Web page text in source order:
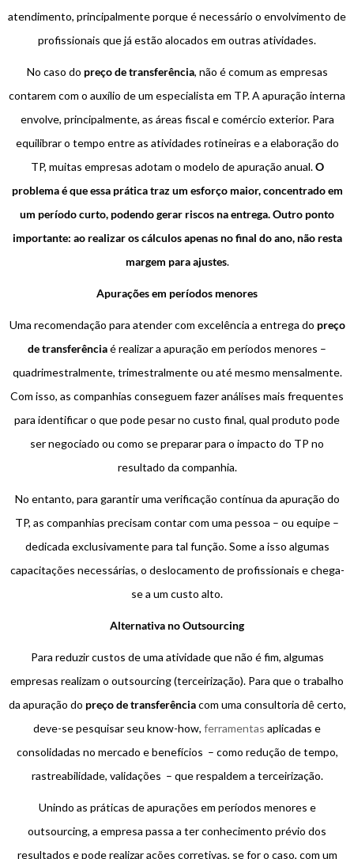
atendimento, principalmente porque é necessário o envolvimento de
profissionais que já estão alocados em outras atividades.
No caso do preço de transferência, não é comum as empresas
contarem com o auxílio de um especialista em TP. A apuração interna
envolve, principalmente, as áreas fiscal e comércio exterior. Para
equilibrar o tempo entre as atividades rotineiras e a elaboração do
TP, muitas empresas adotam o modelo de apuração anual.O
problema é que essa prática traz um esforço maior, concentrado em
um período curto, podendo gerar riscos na entrega. Outro ponto
importante: ao realizar os cálculos apenas no final do ano, não resta
margem para ajustes.
Apurações em períodos menores
Uma recomendação para atender com excelência a entrega do preço
de transferênciaé realizar a apuração em períodos menores –
quadrimestralmente, trimestralmente ou até mesmo mensalmente.
Com isso, as companhias conseguem fazer análises mais frequentes
para identificar o que pode pesar no custo final, qual produto pode
ser negociado ou como se preparar para o impacto do TP no
resultado da companhia.
No entanto, para garantir uma verificação contínua da apuração do
TP, as companhias precisam contar com uma pessoa – ou equipe –
dedicada exclusivamente para tal função. Some a isso algumas
capacitações necessárias, o deslocamento de profissionais e chega-
se a um custo alto.
Alternativa no Outsourcing
Para reduzir custos de uma atividade que não é fim, algumas
empresas realizam o outsourcing (terceirização). Para que o trabalho
da apuração do preço de transferênciacom uma consultoria dê certo,
deve-se pesquisar seu know-how, ferramentas aplicadas e
consolidadas no mercado e benefícios – como redução de tempo,
rastreabilidade, validações – que respaldem a terceirização.
Unindo as práticas de apurações em períodos menores e
outsourcing, a empresa passa a ter conhecimento prévio dos
resultados e pode realizar ações corretivas, se for o caso, com um